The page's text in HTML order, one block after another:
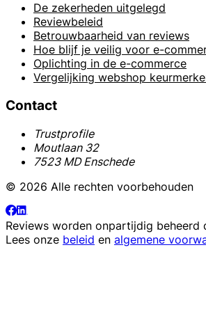
De zekerheden uitgelegd
Reviewbeleid
Betrouwbaarheid van reviews
Hoe blijf je veilig voor e-
Oplichting in de e-commerce
Vergelijking webshop
Contact
Trustprofile
Moutlaan 32
7523 MD Enschede
© 2026 Alle rechten voorbehouden
Reviews worden onpartijdig beheerd
Lees onze beleid en algemene